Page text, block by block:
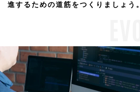
進するための道筋をつくりましょう。